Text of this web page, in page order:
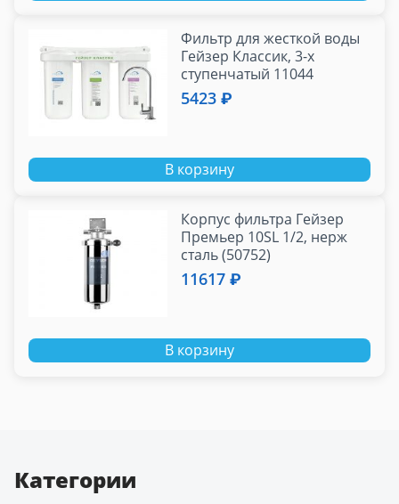
Фильтр для жесткой воды
Гейзер Классик, 3-х
ступенчатый 11044
5423 ₽
В корзину
Корпус фильтра Гейзер
Премьер 10SL 1/2, нерж
сталь (50752)
11617 ₽
В корзину
Категории